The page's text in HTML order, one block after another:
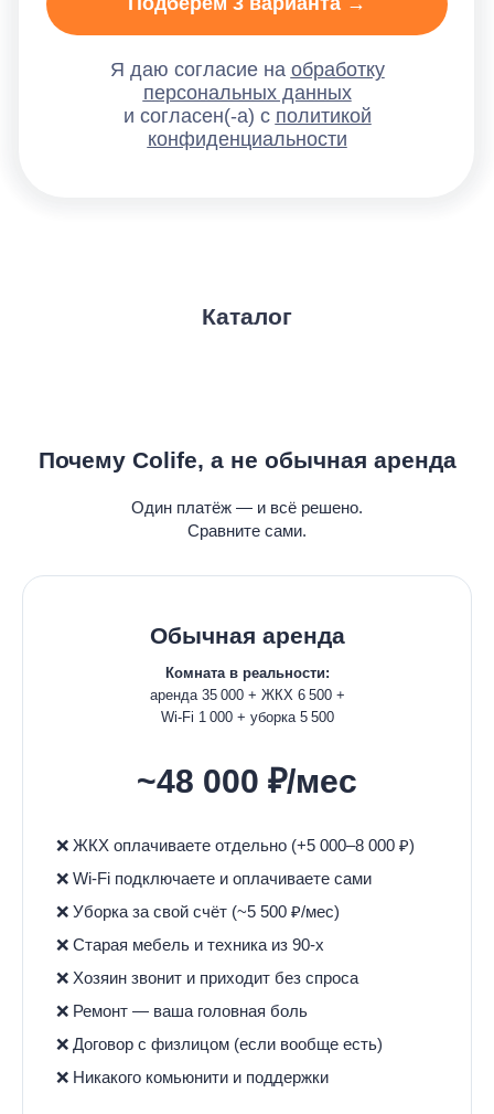
Каталог
Почему Colife, а не обычная аренда
Один платёж — и всё решено.
Сравните сами.
Обычная аренда
Комната в реальности:
аренда 35 000 + ЖКХ 6 500 +
Wi-Fi 1 000 + уборка 5 500
~48 000 ₽/мес
❌ ЖКХ оплачиваете отдельно (+5 000–8 000 ₽)
❌ Wi-Fi подключаете и оплачиваете сами
❌ Уборка за свой счёт (~5 500 ₽/мес)
❌ Старая мебель и техника из 90-х
❌ Хозяин звонит и приходит без спроса
❌ Ремонт — ваша головная боль
❌ Договор с физлицом (если вообще есть)
❌ Никакого комьюнити и поддержки